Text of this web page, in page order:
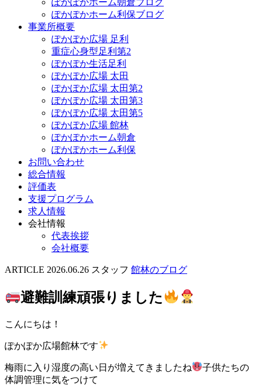
ぽかぽかホーム朝倉ブログ
ぽかぽかホーム利保ブログ
事業所概要
ぽかぽか広場 足利
重症心身型足利第2
ぽかぽか生活足利
ぽかぽか広場 太田
ぽかぽか広場 太田第2
ぽかぽか広場 太田第3
ぽかぽか広場 太田第5
ぽかぽか広場 館林
ぽかぽかホーム朝倉
ぽかぽかホーム利保
お問い合わせ
総合情報
評価表
支援プログラム
求人情報
会社情報
代表挨拶
会社概要
ARTICLE 2026.06.26 スタッフ 館林のブログ
避難訓練頑張りました
こんにちは！
ぽかぽか広場館林です
梅雨に入り湿度の高い日が増えてきましたね
子供たちの
体調管理に気をつけて